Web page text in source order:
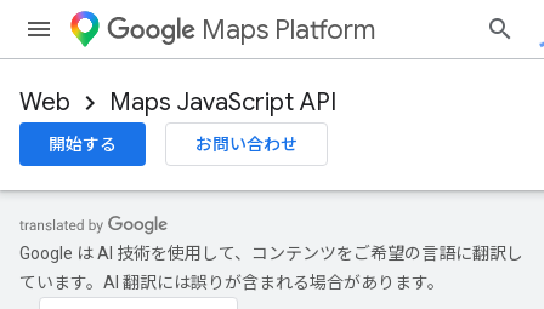
Maps Platform
Web Maps JavaScript API
開始する お問い合わせ
Google は AI 技術を使用して、コンテンツをご希望の言語に翻訳し
ています。AI 翻訳には誤りが含まれる場合があります。